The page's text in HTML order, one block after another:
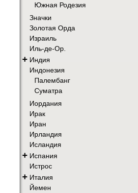
Южная Родезия
Значки
Золотая Орда
Израиль
Иль-де-Ор.
+ Индия
Индонезия
Палембанг
Суматра
Иордания
Ирак
Иран
Ирландия
Исландия
+ Испания
Истрос
+ Италия
Йемен